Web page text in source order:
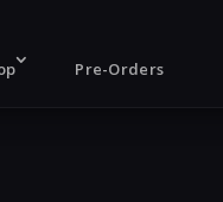
Pre-Orders